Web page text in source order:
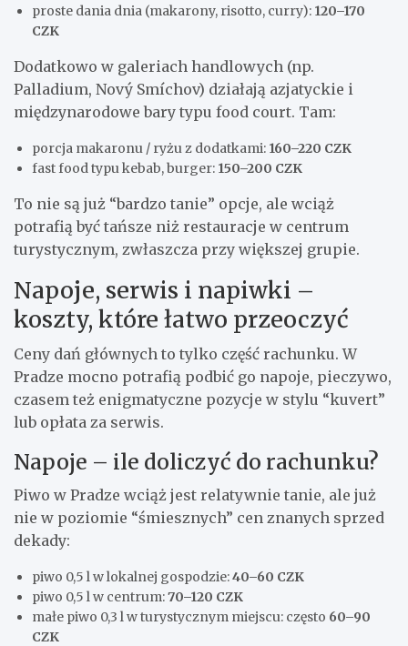
proste dania dnia (makarony, risotto, curry): 120–170
CZK
Dodatkowo w galeriach handlowych (np.
Palladium, Nový Smíchov) działają azjatyckie i
międzynarodowe bary typu food court. Tam:
porcja makaronu / ryżu z dodatkami: 160–220 CZK
fast food typu kebab, burger: 150–200 CZK
To nie są już “bardzo tanie” opcje, ale wciąż
potrafią być tańsze niż restauracje w centrum
turystycznym, zwłaszcza przy większej grupie.
Napoje, serwis i napiwki –
koszty, które łatwo przeoczyć
Ceny dań głównych to tylko część rachunku. W
Pradze mocno potrafią podbić go napoje, pieczywo,
czasem też enigmatyczne pozycje w stylu “kuvert”
lub opłata za serwis.
Napoje – ile doliczyć do rachunku?
Piwo w Pradze wciąż jest relatywnie tanie, ale już
nie w poziomie “śmiesznych” cen znanych sprzed
dekady:
piwo 0,5 l w lokalnej gospodzie:40–60 CZK
piwo 0,5 l w centrum:70–120 CZK
małe piwo 0,3 l w turystycznym miejscu: często 60–90
CZK